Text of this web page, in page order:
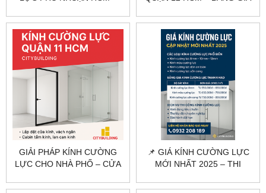
ĐẶT CITYBUILDING
CITYBUILDING
GIẢI PHÁP KÍNH CƯỜNG
LỰC CHO NHÀ PHỐ – CỬA
CITYBUILDING
📌 GIÁ KÍNH CƯỜNG LỰC
MỚI NHẤT 2025 – THI
CITYBUILDING